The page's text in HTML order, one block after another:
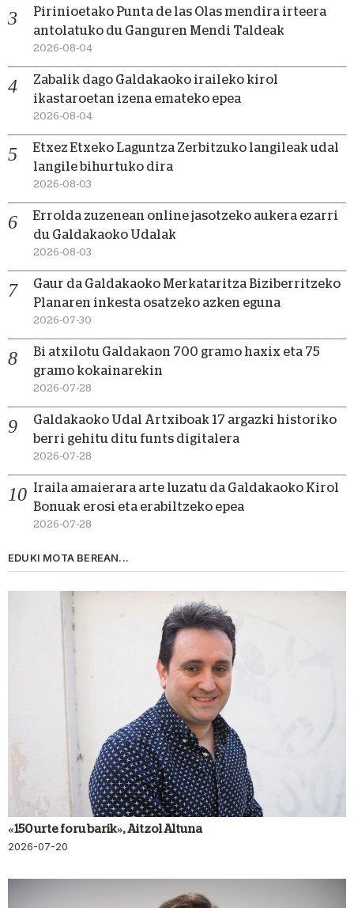
Pirinioetako Punta de las Olas mendira irteera
antolatuko du Ganguren Mendi Taldeak
2026-08-04
Zabalik dago Galdakaoko iraileko kirol
ikastaroetan izena emateko epea
2026-08-04
Etxez Etxeko Laguntza Zerbitzuko langileak udal
langile bihurtuko dira
2026-08-03
Errolda zuzenean online jasotzeko aukera ezarri
du Galdakaoko Udalak
2026-08-03
Gaur da Galdakaoko Merkataritza Biziberritzeko
Planaren inkesta osatzeko azken eguna
2026-07-30
Bi atxilotu Galdakaon 700 gramo haxix eta 75
gramo kokainarekin
2026-07-28
Galdakaoko Udal Artxiboak 17 argazki historiko
berri gehitu ditu funts digitalera
2026-07-28
Iraila amaierara arte luzatu da Galdakaoko Kirol
Bonuak erosi eta erabiltzeko epea
2026-07-28
EDUKI MOTA BEREAN...
«150 urte foru barik», Aitzol Altuna
2026-07-20